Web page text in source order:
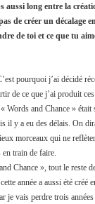
aussi long entre la
de créer un décalage
de toi et ce que tu
pourquoi j’ai décidé
de ce que j’ai produit
Words and Chance » était
il y a eu des délais. On
morceaux qui ne
en train de faire.
Chance », tout le reste
année a aussi été créé
je vais perdre trois années